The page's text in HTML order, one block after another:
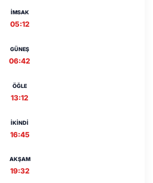
İMSAK
05:12
GÜNEŞ
06:42
ÖĞLE
13:12
İKINDI
16:45
AKŞAM
19:32